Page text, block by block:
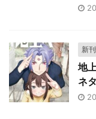
新
地
ネ